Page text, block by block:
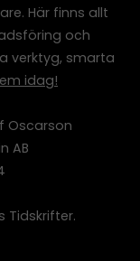
Här finns allt
och
verktyg, smarta
idag!
Oscarson
AB
Tidskrifter.